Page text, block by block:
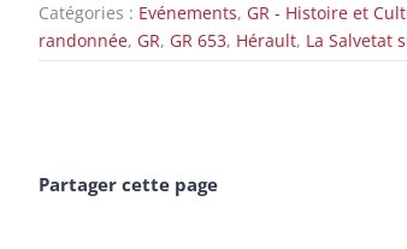
Catégories : Evénements, GR - Histoire et
randonnée, GR, GR 653, Hérault, La Salvetat
Partager cette page